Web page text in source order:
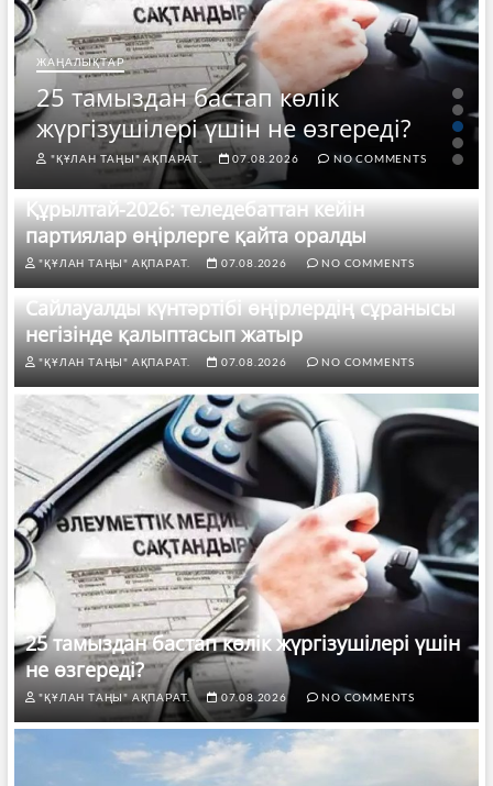
ЖАҢАЛЫҚТАР
25 тамыздан бастап көлік
жүргізушілері үшін не өзгереді?
"ҚҰЛАН ТАҢЫ" АҚПАРАТ. 07.08.2026 NO COMMENTS
Құрылтай-2026: теледебаттан кейін
партиялар өңірлерге қайта оралды
"ҚҰЛАН ТАҢЫ" АҚПАРАТ. 07.08.2026 NO COMMENTS
Сайлауалды күнтәртібі өңірлердің сұранысы
негізінде қалыптасып жатыр
"ҚҰЛАН ТАҢЫ" АҚПАРАТ. 07.08.2026 NO COMMENTS
25 тамыздан бастап көлік жүргізушілері үшін
не өзгереді?
"ҚҰЛАН ТАҢЫ" АҚПАРАТ. 07.08.2026 NO COMMENTS